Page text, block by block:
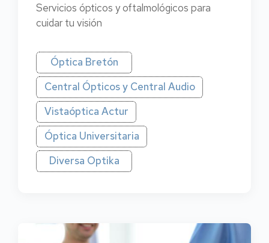
Servicios ópticos y oftalmológicos para
cuidar tu visión
Óptica Bretón
Central Ópticos y Central Audio
Vistaóptica Actur
Óptica Universitaria
Diversa Optika